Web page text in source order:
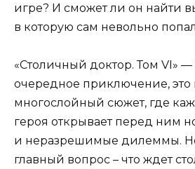
игре? И сможет ли он найти
в которую сам невольно
«Столичный доктор. Том VI» —
очередное приключение, это
многослойный сюжет, где
героя открывает перед ним
и неразрешимые дилеммы. Но
главный вопрос – что ждет